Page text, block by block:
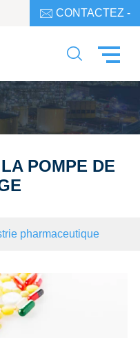
 CONTACTEZ -

POMPE DE
pharmaceutique